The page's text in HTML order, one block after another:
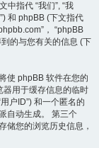
中指代 “我们”, “我
和 phpBB (下文指代
， “phpBB
的与您有关的信息 (下
使 phpBB 软件在您的
器用于缓存信息的临时
户ID”) 和一个匿名的
自动生成。 第三个
储您的浏览历史信息，